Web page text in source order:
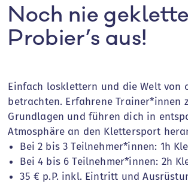
Noch nie
Probier’s aus!
Einfach losklettern und die Welt von
betrachten. Erfahrene Trainer*innen
Grundlagen und führen dich in
Atmosphäre an den Klettersport
Bei 2 bis 3 Teilnehmer*innen: 1h
Bei 4 bis 6 Teilnehmer*innen: 2h
35 € p.P. inkl. Eintritt und